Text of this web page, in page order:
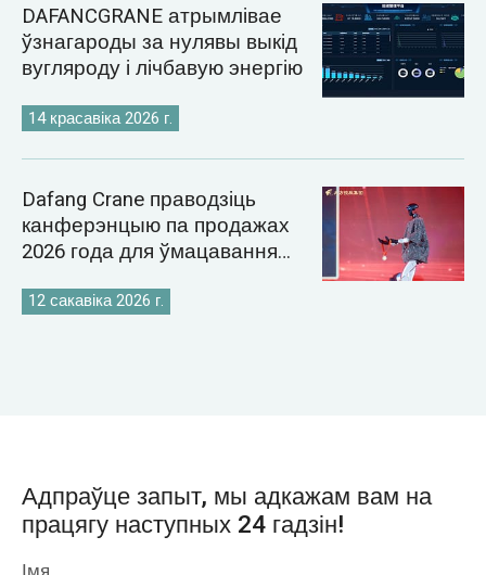
DAFANCGRANE атрымлівае
ўзнагароды за нулявы выкід
вугляроду і лічбавую энергію
14 красавіка 2026 г.
Dafang Crane праводзіць
канферэнцыю па продажах
2026 года для ўмацавання
кранаў
12 сакавіка 2026 г.
Адпраўце запыт, мы адкажам вам на
працягу наступных 24 гадзін!